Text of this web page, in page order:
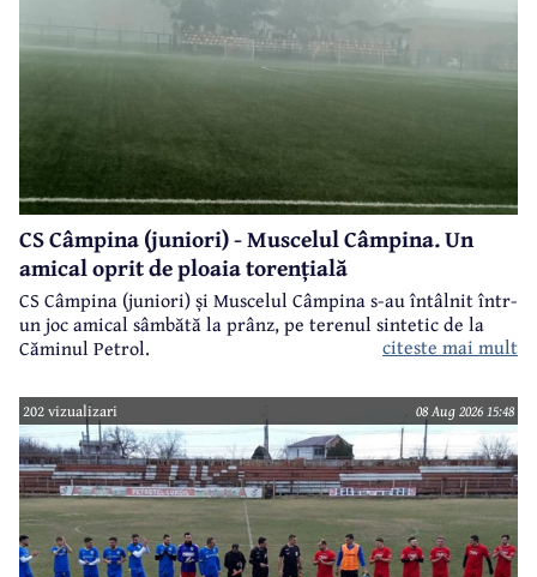
CS Câmpina (juniori) - Muscelul Câmpina. Un
amical oprit de ploaia torențială
CS Câmpina (juniori) și Muscelul Câmpina s-au întâlnit într-
un joc amical sâmbătă la prânz, pe terenul sintetic de la
Căminul Petrol.
citeste mai mult
202 vizualizari 08 Aug 2026 15:48